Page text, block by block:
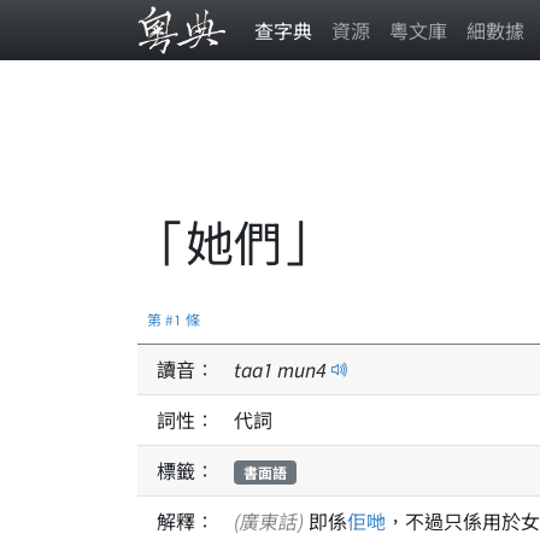
查字典 資源 粵文庫 細數據
「她們」
第 #1 條
讀音： taa1 mun4
詞性：
代詞
標籤：
書面語
解釋： (廣東話) 即係佢哋 ，不過只係用於